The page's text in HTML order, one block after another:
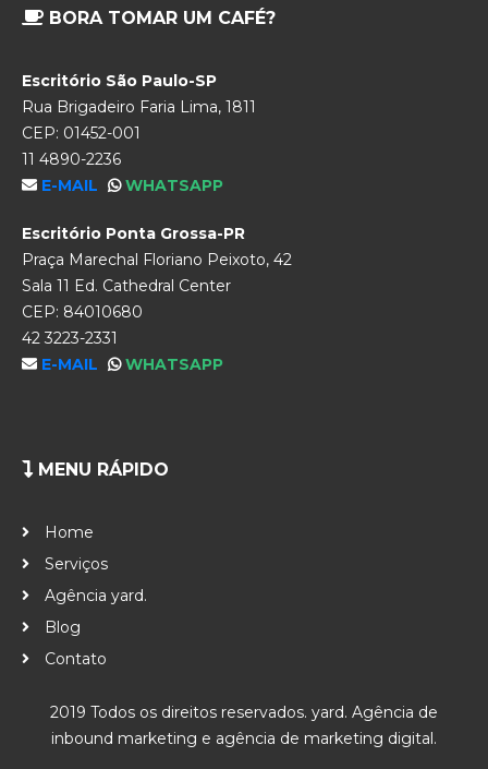
BORA TOMAR UM CAFÉ?
Escritório São Paulo-SP
Rua Brigadeiro Faria Lima, 1811
CEP: 01452-001
11 4890-2236
E-MAIL
WHATSAPP
Escritório Ponta Grossa-PR
Praça Marechal Floriano Peixoto, 42
Sala 11 Ed. Cathedral Center
CEP: 84010680
42 3223-2331
E-MAIL
WHATSAPP
MENU RÁPIDO
Home
Serviços
Agência yard.
Blog
Contato
2019 Todos os direitos reservados. yard. Agência de
inbound marketing e agência de marketing digital.